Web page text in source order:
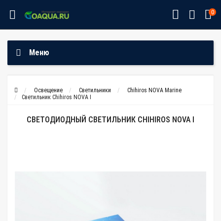
0
Меню
Освещение Светильники
Chihiros NOVA Marine
Светильник Chihiros NOVA I
СВЕТОДИОДНЫЙ СВЕТИЛЬНИК CHIHIROS NOVA I